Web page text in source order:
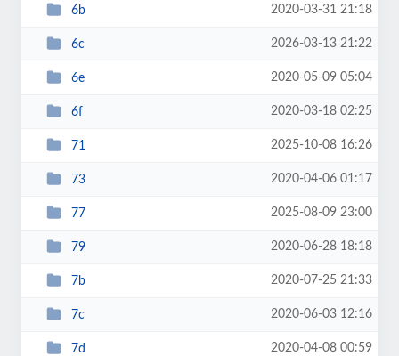
6b 2020-03-31 21:18
6c 2026-03-13 21:22
6e 2020-05-09 05:04
6f 2020-03-18 02:25
71 2025-10-08 16:26
73 2020-04-06 01:17
77 2025-08-09 23:00
79 2020-06-28 18:18
7b 2020-07-25 21:33
7c 2020-06-03 12:16
7d 2020-04-08 00:59